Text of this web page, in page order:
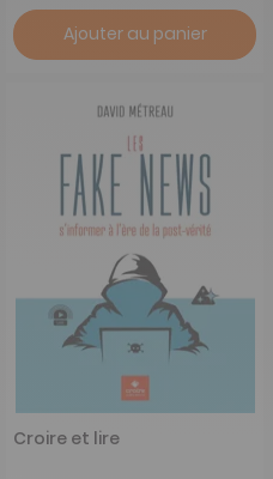
Ajouter au panier
Croire et lire